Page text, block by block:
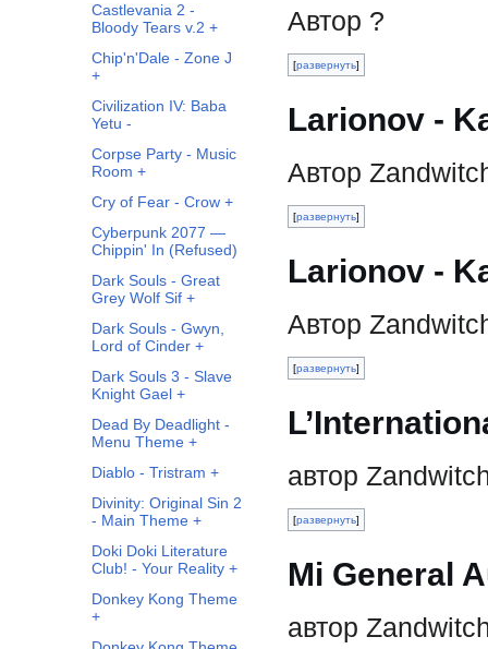
Castlevania 2 -
Bloody Tears v.2 +
Chip'n'Dale - Zone J
+
Civilization IV: Baba
Yetu -
Corpse Party - Music
Room +
Cry of Fear - Crow +
Cyberpunk 2077 —
Chippin' In (Refused)
Dark Souls - Great
Grey Wolf Sif +
Dark Souls - Gwyn,
Lord of Cinder +
Dark Souls 3 - Slave
Knight Gael +
Dead By Deadlight -
Menu Theme +
Diablo - Tristram +
Divinity: Original Sin 2
- Main Theme +
Doki Doki Literature
Club! - Your Reality +
Donkey Kong Theme
+
Автор ?
развернуть
Larionov -
Автор
развернуть
Larionov -
Автор
развернуть
автор
развернуть
Mi General
автор